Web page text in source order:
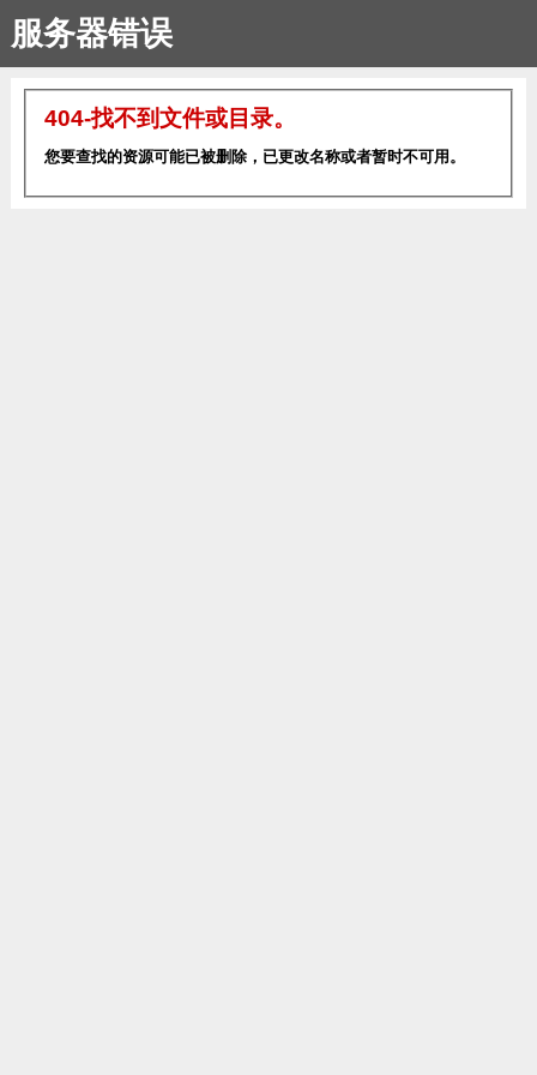
服务器错误
404-找不到文件或目录。
您要查找的资源可能已被删除，已更改名称或者暂时不可用。